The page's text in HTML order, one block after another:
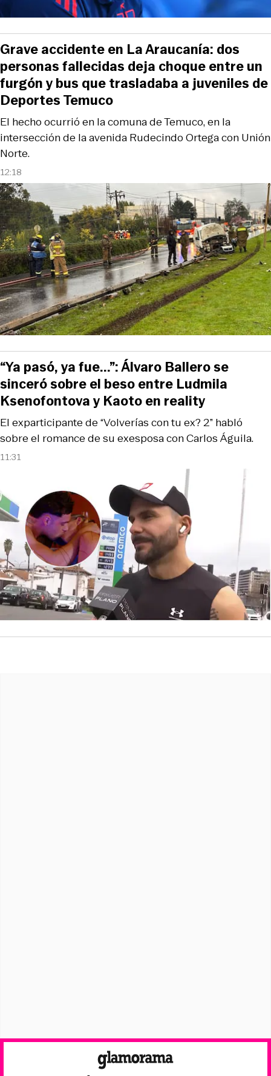
12:18
El hecho ocurrió en la comuna de Temuco, en la
intersección de la avenida Rudecindo Ortega con Unión
Norte.
Grave accidente en La Araucanía: dos
personas fallecidas deja choque entre un
furgón y bus que trasladaba a juveniles de
Deportes Temuco
11:31
El exparticipante de “Volverías con tu ex? 2” habló
sobre el romance de su exesposa con Carlos Águila.
“Ya pasó, ya fue...”: Álvaro Ballero se
sinceró sobre el beso entre Ludmila
Ksenofontova y Kaoto en reality